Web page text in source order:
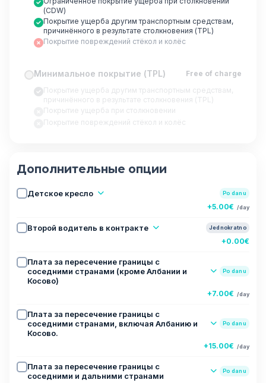
(CDW)
Покрытие ущерба другим транспортным средствам,
причинённого в результате столкновения (TPL)
Покрытие повреждений стёкол и колёс
Минимальное покрытие (TPL)
Free of charge
Покрытие ущерба другим транспортным средствам,
причинённого в результате столкновения (TPL)
Покрытие ущерба при столкновении
Покрытие повреждений стёкол и колёс
Дополнительные опции
Детское кресло Po danu
+5.00€ /day
Второй водитель в контракте Jednokratno
+0.00€
Плата за пересечение границы с
соседними странами (кроме Албании и
Косово)
Po danu
+7.00€ /day
Плата за пересечение границы с
соседними странами, включая Албанию и
Косово.
Po danu
+15.00€ /day
Плата за пересечение границы с
соседними и дальними странами
Po danu